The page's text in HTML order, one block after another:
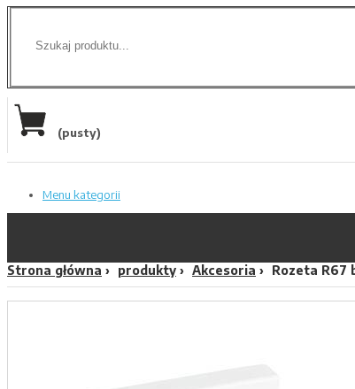
(pusty)
Menu kategorii
Strona główna produkty Akcesoria Rozeta R67